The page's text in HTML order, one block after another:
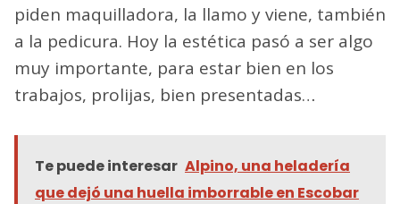
piden maquilladora, la llamo y viene, también
a la pedicura. Hoy la estética pasó a ser algo
muy importante, para estar bien en los
trabajos, prolijas, bien presentadas…
Te puede interesar Alpino, una heladería
que dejó una huella imborrable en Escobar